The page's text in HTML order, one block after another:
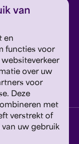
van
en
functies voor
over uw
voor
Deze
met
verstrekt of
van uw gebruik
wijzigen